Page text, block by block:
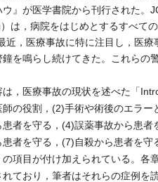
ウ』が医学書院から刊行された
は，病院をはじめとするすべて
近，医療事故に特に注目し，医
を鳴らし続けてきた。これらの
，医療事故の現状を述べた「
の役割，(2)手術や術後のエラ
者を守る，(4)誤薬事故から患
者を守る，(7)自殺から患者を
の項目が付け加えられている。各
ており，筆者はそれらの症例を